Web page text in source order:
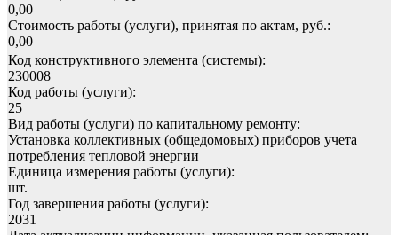
0,00
Стоимость работы (услуги), принятая по актам, руб.:
0,00
Код конструктивного элемента (системы):
230008
Код работы (услуги):
25
Вид работы (услуги) по капитальному ремонту:
Установка коллективных (общедомовых) приборов учета
потребления тепловой энергии
Единица измерения работы (услуги):
шт.
Год завершения работы (услуги):
2031